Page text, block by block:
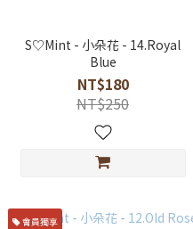
S♡Mint - 小朵花 - 14.Royal
Blue
NT$180
NT$250
會員獨享